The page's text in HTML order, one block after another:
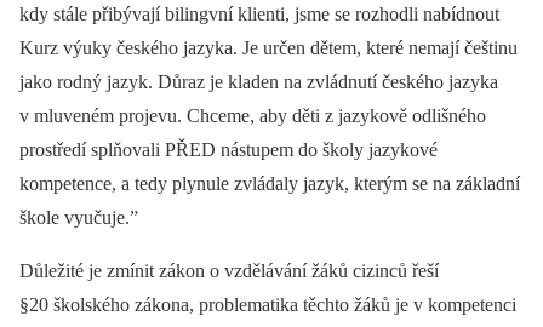
kdy stále přibývají bilingvní klienti, jsme se rozhodli nabídnout
Kurz výuky českého jazyka. Je určen dětem, které nemají češtinu
jako rodný jazyk. Důraz je kladen na zvládnutí českého jazyka
v mluveném projevu. Chceme, aby děti z jazykově odlišného
prostředí splňovali PŘED nástupem do školy jazykové
kompetence, a tedy plynule zvládaly jazyk, kterým se na základní
škole vyučuje.”
Důležité je zmínit zákon o vzdělávání žáků cizinců řeší
§20 školského zákona, problematika těchto žáků je v kompetenci